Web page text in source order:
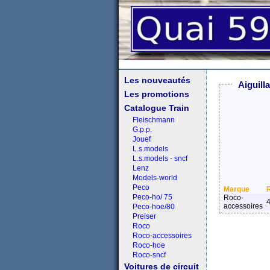
Les nouveautés
Les promotions
Catalogue Train
Fleischmann
G.p.p.
Jouef
L.s.models
L.s.models - sncf
Lenz
Models-world
Peco
Peco-ho/ 75
Peco-hoe/80
Preiser
Roco
Roco-accessoires
Roco-hoe
Roco-sncf
Voitures de circuit
Marque
Roco-
accessoires